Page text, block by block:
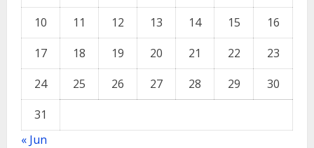
10
11 12 13 14 15
16
17
18 19 20 21 22
23
24
25 26 27 28 29
30
31
« Jun